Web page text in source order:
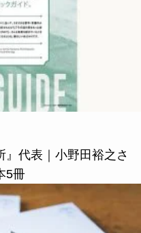
』代表｜小野田裕之さ
5冊